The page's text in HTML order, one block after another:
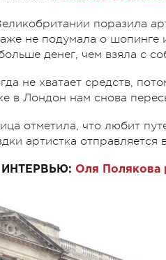
поразила
не подумала о шопинге
денег, чем взяла с
не хватает средств,
в Лондон нам снова
отметила, что любит
артистка отправляется
ИНТЕРВЬЮ: Оля Полякова